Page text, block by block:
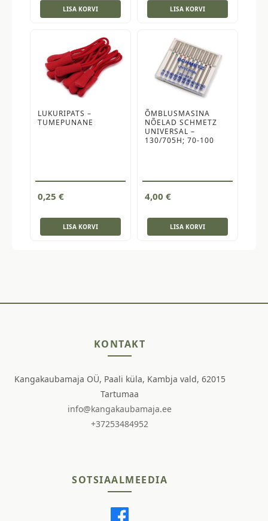
LISA KORVI LISA KORVI
LUKURIPATS –
TUMEPUNANE
0,25 €
LISA KORVI
ÕMBLUSMASINA
NÕELAD SCHMETZ
UNIVERSAL –
130/705H; 70-100
4,00 €
LISA KORVI
KONTAKT
Kangakaubamaja OÜ, Paali küla, Kambja vald, 62015
Tartumaa
info@kangakaubamaja.ee
+37253484952
SOTSIAALMEEDIA